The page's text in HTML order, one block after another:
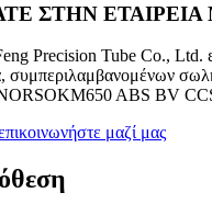
ΣΤΗΝ ΕΤΑΙΡΕΙΑ
Precision Tube Co., Ltd.
συμπεριλαμβανομένων
ABS BV CCS
μαζί μας